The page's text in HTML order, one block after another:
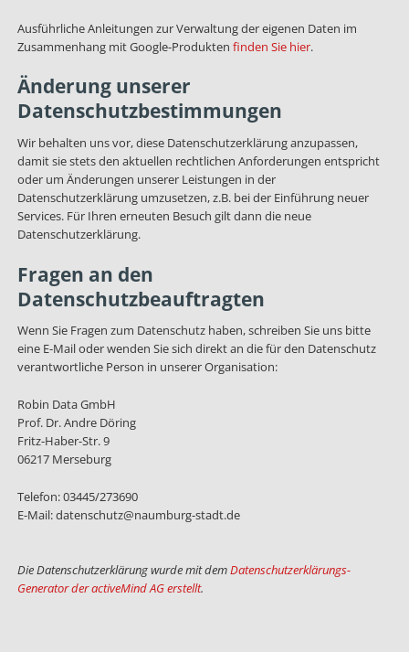
Ausführliche Anleitungen zur Verwaltung der eigenen Daten im
Zusammenhang mit Google-Produkten finden Sie hier.
Änderung unserer
Datenschutzbestimmungen
Wir behalten uns vor, diese Datenschutzerklärung anzupassen,
damit sie stets den aktuellen rechtlichen Anforderungen entspricht
oder um Änderungen unserer Leistungen in der
Datenschutzerklärung umzusetzen, z.B. bei der Einführung neuer
Services. Für Ihren erneuten Besuch gilt dann die neue
Datenschutzerklärung.
Fragen an den
Datenschutzbeauftragten
Wenn Sie Fragen zum Datenschutz haben, schreiben Sie uns bitte
eine E-Mail oder wenden Sie sich direkt an die für den Datenschutz
verantwortliche Person in unserer Organisation:
Robin Data GmbH
Prof. Dr. Andre Döring
Fritz-Haber-Str. 9
06217 Merseburg
Telefon: 03445/273690
E-Mail: datenschutz@naumburg-stadt.de
Die Datenschutzerklärung wurde mit demDatenschutzerklärungs-
Generator der activeMind AG erstellt.